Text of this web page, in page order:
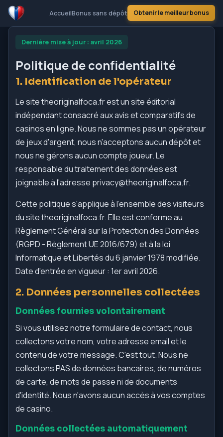
AccueilBonus sans dépôt Obtenir le meilleur bonus
Dernière mise à jour : avril 2026
Politique de confidentialité
1. Identification de l'opérateur
Le site theoriginalfoca.fr est un site éditorial
indépendant consacré aux avis et comparatifs de
casinos en ligne. Nous ne sommes pas un opérateur
de jeux d'argent, nous n'acceptons aucun dépôt et
nous ne gérons aucun compte joueur. Le
responsable du traitement des données est
joignable à l'adresse privacy@theoriginalfoca.fr.
Cette politique s'applique à l'ensemble des visiteurs
du site theoriginalfoca.fr. Elle est conforme au
Règlement Général sur la Protection des Données
(RGPD - Règlement UE 2016/679) et à la loi
Informatique et Libertés du 6 janvier 1978 modifiée.
Date d'entrée en vigueur : 1er avril 2026.
2. Données personnelles collectées
Données fournies volontairement
Si vous utilisez notre formulaire de contact, nous
collectons votre nom, votre adresse email et le
contenu de votre message. C'est tout. Nous ne
collectons PAS de données bancaires, de numéros
de carte, de mots de passe ni de documents
d'identité. Nous n'avons aucun accès à vos comptes
de casino.
Données collectées automatiquement